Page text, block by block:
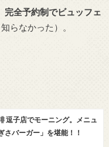
完全予約制でビュッフェ
らなかった）。
逗子店でモーニング。メニュ
さバーガー」を堪能！！